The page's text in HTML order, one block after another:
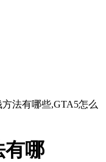
方法有哪些,GTA5怎么
有哪